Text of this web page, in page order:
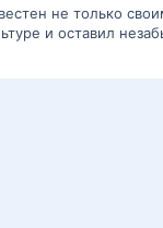
не только
и оставил